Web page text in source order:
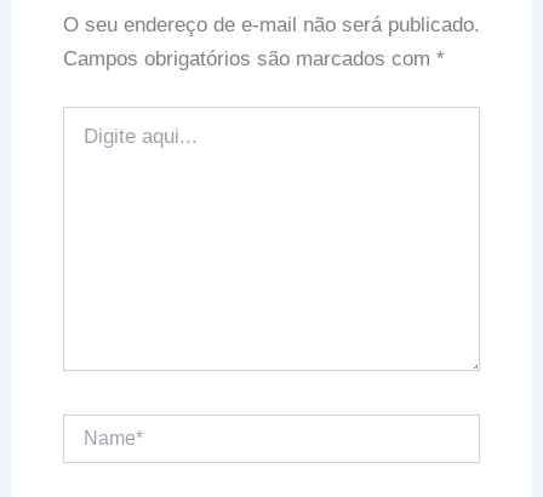
O seu endereço de e-mail não será publicado.
Campos obrigatórios são marcados com *
aqui...